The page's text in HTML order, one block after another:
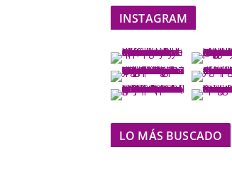
INSTAGRAM
LO MÁS BUSCADO